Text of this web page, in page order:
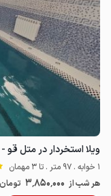
ویلا استخردار در متل
1 خوابه . 97 متر . تا 3 مهمان
هر شب از 3٬850٬000 تومان